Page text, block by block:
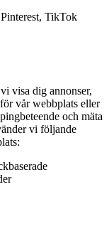
TikTok
visa dig annonser,
vår webbplats eller
och mäta
vi följande